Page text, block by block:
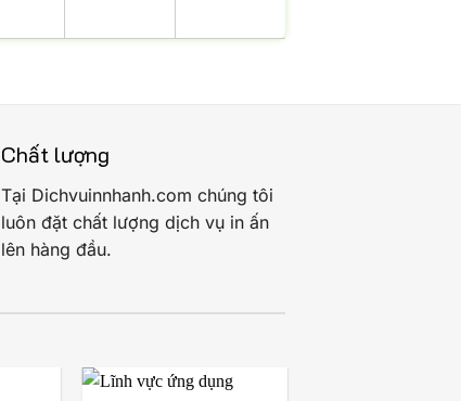
Chất lượng
Tại Dichvuinnhanh.com chúng tôi
luôn đặt chất lượng dịch vụ in ấn
lên hàng đầu.